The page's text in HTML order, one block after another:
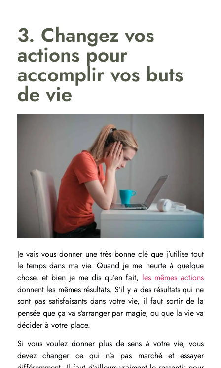
3. Changez vos
actions pour
accomplir vos buts
de vie
Je vais vous donner une très bonne clé que j’utilise tout
le temps dans ma vie. Quand je me heurte à quelque
chose, et bien je me dis qu’en fait, les mêmes actions
donnent les mêmes résultats. S’il y a des résultats qui ne
sont pas satisfaisants dans votre vie, il faut sortir de la
pensée que ça va s’arranger par magie, ou que la vie va
décider à votre place.
Si vous voulez donner plus de sens à votre vie, vous
devez changer ce qui n’a pas marché et essayer